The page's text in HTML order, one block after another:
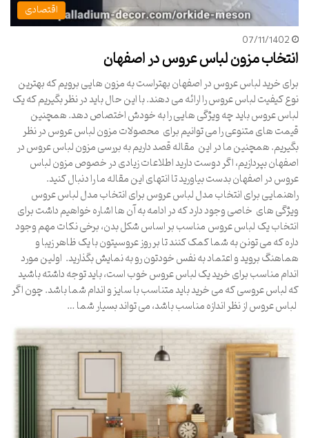
اقتصادی
07/11/1402
انتخاب مزون لباس عروس در اصفهان
برای خرید لباس عروس در اصفهان بهتراست به مزون هایی برویم که بهترین
نوع کیفیت لباس عروس را ارائه می دهند. با این حال باید در نظر بگیریم که یک
لباس عروس باید چه ویژگی هایی را به خودش اختصاص دهد. همچنین
قیمت های متنوعی را می توانیم برای محصولات مزون لباس عروس در نظر
بگیریم. همچنین ما در این مقاله قصد داریم به بررسی مزون لباس عروس در
اصفهان بپردازیم، اگر دوست دارید اطلاعات زیادی در خصوص مزون لباس
عروس در اصفهان بدست بیاورید تا انتهای این مقاله ما را دنبال کنید.
راهنمایی برای انتخاب مدل لباس عروس برای انتخاب مدل لباس عروس
ویژگی های خاصی وجود دارد که در ادامه به آن ها اشاره خواهیم داشت برای
انتخاب یک لباس عروس مناسب بر اساس شکل بدن، برخی نکات مهم وجود
داره که می تونن به شما کمک کنند تا بر روز عروسیتون با یک ظاهر زیبا و
هماهنگ بروید و اعتماد به نفس خودتون رو به نمایش بگذارید. اولین مورد
اندام مناسب برای خرید یک لباس عروس خوب است، باید توجه داشته باشید
که لباس عروسی که می خرید باید متناسب با سایز و اندام شما باشد. چون اگر
لباس عروس از نظر اندازه مناسب باشد، می تواند بسیار شما …